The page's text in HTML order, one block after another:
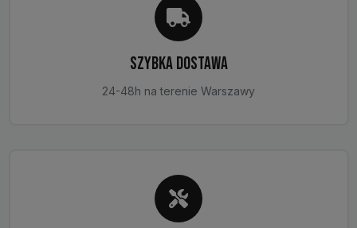
SZYBKA DOSTAWA
24-48h na terenie Warszawy